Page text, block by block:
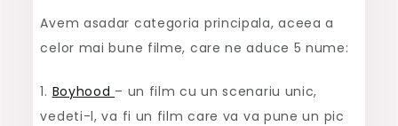
Avem asadar categoria principala, aceea a
celor mai bune filme, care ne aduce 5 nume:
1. Boyhood – un film cu un scenariu unic,
vedeti-l, va fi un film care va va pune un pic